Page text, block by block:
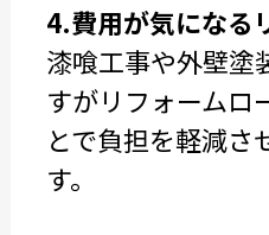
4.費用が気になる
漆喰工事や外壁塗
すがリフォームロ
とで負担を軽減さ
す。